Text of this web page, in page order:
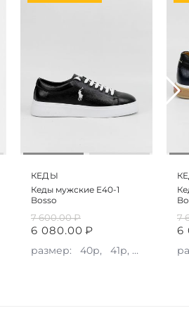
КЕДЫ
Кеды мужские E40-1
Bosso
7 600.00₽
6 080.00 ₽
размер: 40р, 41р, 42р
7
6